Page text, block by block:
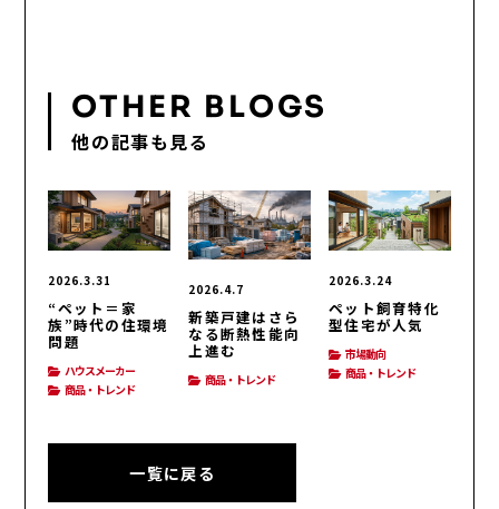
OTHER BLOGS
他の記事も見る
2026.3.31
“ペット＝家
族”時代の住環境
問題
ハウスメーカー
商品・トレンド
2026.4.7
新築戸建はさら
なる断熱性能向
上進む
商品・トレンド
2026.3.24
ペット飼育特化
型住宅が人気
市場動向
商品・トレンド
一覧に戻る